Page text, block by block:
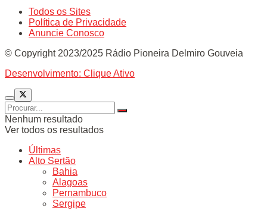
Todos os Sites
Política de Privacidade
Anuncie Conosco
© Copyright 2023/2025 Rádio Pioneira Delmiro Gouveia
Desenvolvimento: Clique Ativo
Nenhum resultado
Ver todos os resultados
Últimas
Alto Sertão
Bahia
Alagoas
Pernambuco
Sergipe